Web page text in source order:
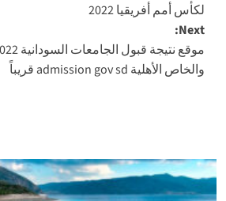
لكأس أمم أفريقيا 2022
Next:
والخاص الأهلية admission gov sd قريباً